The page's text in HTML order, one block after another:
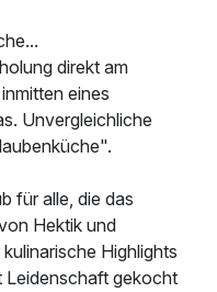
p.P. ab1.309,00 €
direkt am
eines
Unvergleichliche
für alle, die das
Hektik und
Highlights
Leidenschaft gekocht